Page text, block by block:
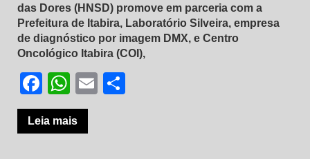
das Dores (HNSD) promove em parceria com a
Prefeitura de Itabira, Laboratório Silveira, empresa
de diagnóstico por imagem DMX, e Centro
Oncológico Itabira (COI),
Facebook
WhatsApp
Email
Leia mais